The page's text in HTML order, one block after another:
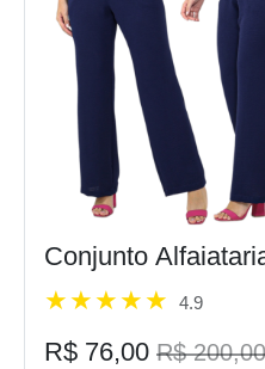
Conjunto
4.9
R$ 76,00 R$ 200,00